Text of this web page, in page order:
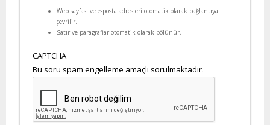
Web sayfası ve e-posta adresleri otomatik olarak bağlantıya
çevrilir.
Satır ve paragraflar otomatik olarak bölünür.
CAPTCHA
Bu soru spam engelleme amaçlı sorulmaktadır.